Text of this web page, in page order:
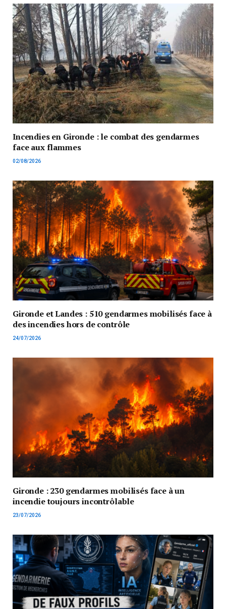
Incendies en Gironde : le combat des gendarmes
face aux flammes
02/08/2026
Gironde et Landes : 510 gendarmes mobilisés face à
des incendies hors de contrôle
24/07/2026
Gironde : 230 gendarmes mobilisés face à un
incendie toujours incontrôlable
23/07/2026